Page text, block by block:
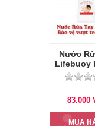
Nước
Lifebuoy
vượt trội
83.000
MUA